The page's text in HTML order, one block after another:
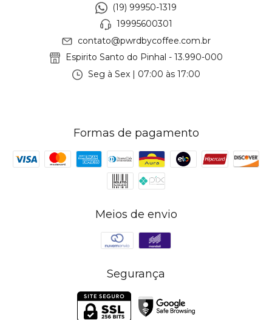
(19) 99950-1319
19995600301
contato@pwrdbycoffee.com.br
Espirito Santo do Pinhal - 13.990-000
Seg à Sex | 07:00 às 17:00
Formas de pagamento
Meios de envio
Segurança